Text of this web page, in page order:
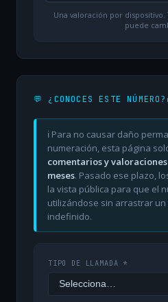
Una valoración por dispositivo.
puede
💬 ¿CONOCES ESTE NÚMERO?
ℹ️ Para no causar daño
numeración, esta página
comentarios y
meses. Pasado ese plazo,
la vista pública para que el
utilizándose sin arrastrar
indefinido.
TIPO DE LLAMADA *